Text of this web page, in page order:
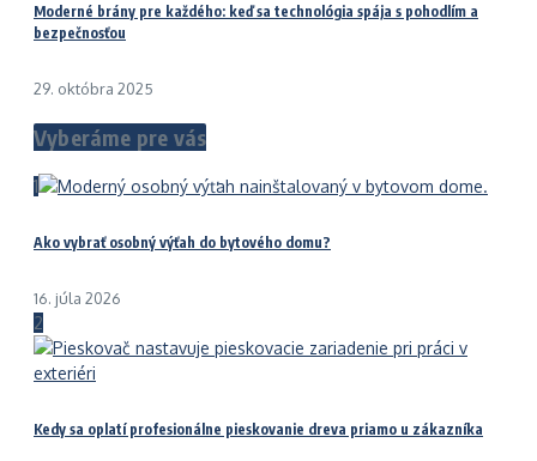
Moderné brány pre každého: keď sa technológia spája s pohodlím a
bezpečnosťou
29. októbra 2025
Vyberáme pre vás
1
Ako vybrať osobný výťah do bytového domu?
16. júla 2026
2
Kedy sa oplatí profesionálne pieskovanie dreva priamo u zákazníka